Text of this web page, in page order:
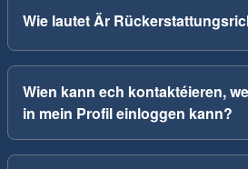
Wie lautet Är
Wien kann ech kontaktéieren,
in mein Profil einloggen kann?